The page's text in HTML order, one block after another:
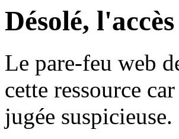
Désolé,
Le pare-feu web
cette ressource
jugée suspicieuse.